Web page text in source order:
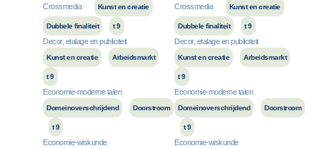
Crossmedia Kunst en creatie
Dubbele finaliteit t 9
Decor, etalage en publiciteit
Kunst en creatie Arbeidsmarkt
t 9
Economie-moderne talen
Domeinoverschrijdend Doorstroom
t 9
Economie-wiskunde
Crossmedia Kunst en creatie
Dubbele finaliteit t 9
Decor, etalage en publiciteit
Kunst en creatie Arbeidsmarkt
t 9
Economie-moderne talen
Domeinoverschrijdend Doorstroom
t 9
Economie-wiskunde